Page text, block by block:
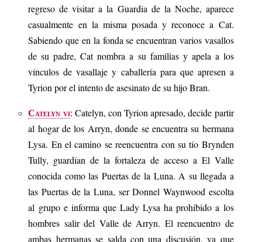
regreso de visitar a la Guardia de la Noche, aparece
casualmente en la misma posada y reconoce a Cat.
Sabiendo que en la fonda se encuentran varios vasallos
de su padre, Cat nombra a su familias y apela a los
vínculos de vasallaje y caballería para que apresen a
Tyrion por el intento de asesinato de su hijo Bran.
Catelyn vi: Catelyn, con Tyrion apresado, decide partir
al hogar de los Arryn, donde se encuentra su hermana
Lysa. En el camino se reencuentra con su tío Brynden
Tully, guardían de la fortaleza de acceso a El Valle
conocida como las Puertas de la Luna. A su llegada a
las Puertas de la Luna, ser Donnel Waynwood escolta
al grupo e informa que Lady Lysa ha prohibido a los
hombres salir del Valle de Arryn. El reencuentro de
ambas hermanas se salda con una discusión, ya que